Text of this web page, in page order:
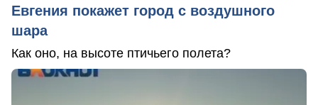
Евгения покажет город с воздушного
шара
Как оно, на высоте птичьего полета?